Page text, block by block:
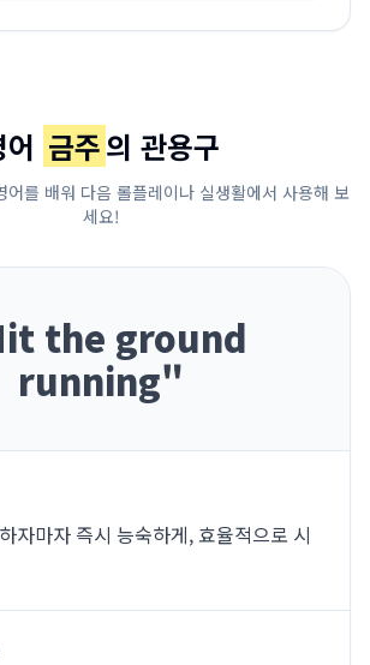
금주의 관용구
어를 배워 다음 롤플레이나 실생활에서 사용해 보
세요!
the ground
running"
자마자 즉시 능숙하게, 효율적으로 시